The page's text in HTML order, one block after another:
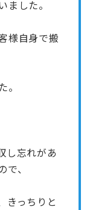
ました。
様自身で搬
。
し忘れがあ
、
きっちりと